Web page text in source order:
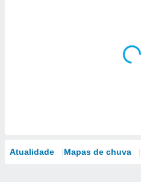
Atualidade Mapas de chuva